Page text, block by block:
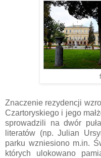
Znaczenie rezydencji
Czartoryskiego i jego
sprowadzili na dwór
literatów (np. Julian
parku wzniesiono m.in.
których ulokowano